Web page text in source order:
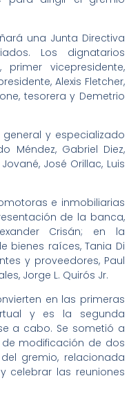
una Junta Directiva
Los dignatarios
primer vicepresidente,
Alexis Fletcher,
tesorera y Demetrio
y especializado
Méndez, Gabriel Diez,
José Orillac, Luis
e inmobiliarias
de la banca,
Crisán; en la
bienes raíces, Tania Di
y proveedores, Paul
Jorge L. Quirós Jr.
en las primeras
y es la segunda
a cabo. Se sometió a
modificación de dos
gremio, relacionada
celebrar las reuniones